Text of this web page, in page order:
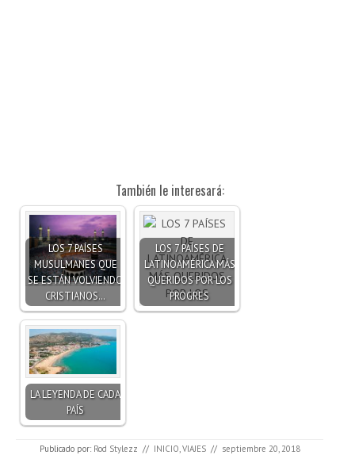
También le interesará:
LOS 7 PAÍSES
MUSULMANES QUE
SE ESTÁN VOLVIENDO
CRISTIANOS…
LOS 7 PAÍSES DE
LATINOAMÉRICA MÁS
QUERIDOS POR LOS
PROGRES
LA LEYENDA DE CADA
PAÍS
Publicado por: Rod Stylezz // INICIO VIAJES // septiembre 20, 2018